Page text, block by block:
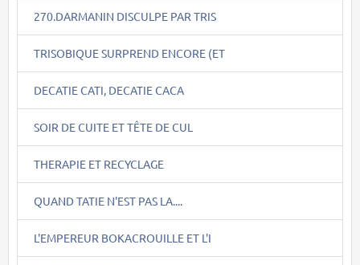
270.DARMANIN DISCULPE PAR TRIS
TRISOBIQUE SURPREND ENCORE (ET
DECATIE CATI, DECATIE CACA
SOIR DE CUITE ET TÊTE DE CUL
THERAPIE ET RECYCLAGE
QUAND TATIE N'EST PAS LA....
L'EMPEREUR BOKACROUILLE ET L'I